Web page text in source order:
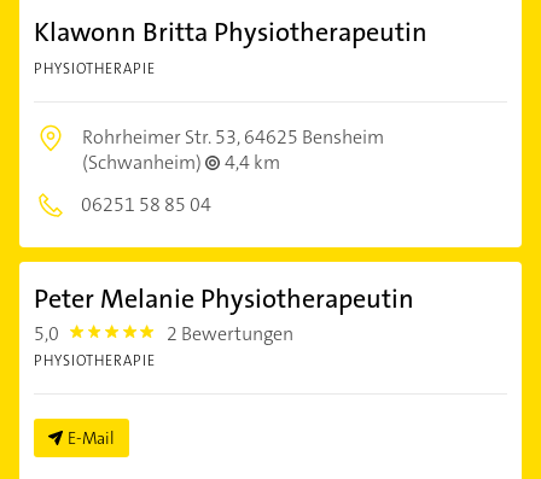
Klawonn Britta Physiotherapeutin
PHYSIOTHERAPIE
Rohrheimer Str. 53,64625 Bensheim
(Schwanheim)
4,4 km
06251 58 85 04
Peter Melanie Physiotherapeutin
5,0 5.0 2 Bewertungen
PHYSIOTHERAPIE
E-Mail